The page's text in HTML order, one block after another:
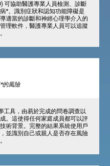
可協助醫護專業人員檢測、診斷
*。識別症狀和認知功能障礙是
適當的診斷和神經心理學介入的
理軟件，醫護專業人員可以追蹤
的風險
工具，由易於完成的問卷調查以
。這使得任何家庭成員都可以評
術背景。完整的結果系統使用戶
並識別自己或親人是否存在風險